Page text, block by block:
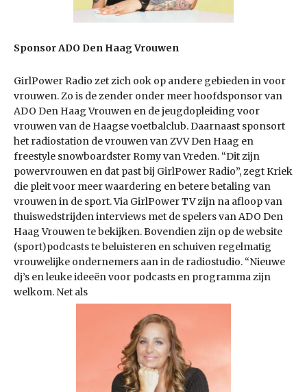
Sponsor ADO Den Haag Vrouwen
GirlPower Radio zet zich ook op andere gebieden in voor
vrouwen. Zo is de zender onder meer hoofdsponsor van
ADO Den Haag Vrouwen en de jeugdopleiding voor
vrouwen van de Haagse voetbalclub. Daarnaast sponsort
het radiostation de vrouwen van ZVV Den Haag en
freestyle snowboardster Romy van Vreden. “Dit zijn
powervrouwen en dat past bij GirlPower Radio”, zegt Kriek
die pleit voor meer waardering en betere betaling van
vrouwen in de sport. Via GirlPower TV zijn na afloop van
thuiswedstrijden interviews met de spelers van ADO Den
Haag Vrouwen te bekijken. Bovendien zijn op de website
(sport)podcasts te beluisteren en schuiven regelmatig
vrouwelijke ondernemers aan in de radiostudio. “Nieuwe
dj’s en leuke ideeën voor podcasts en programma zijn
welkom. Net als